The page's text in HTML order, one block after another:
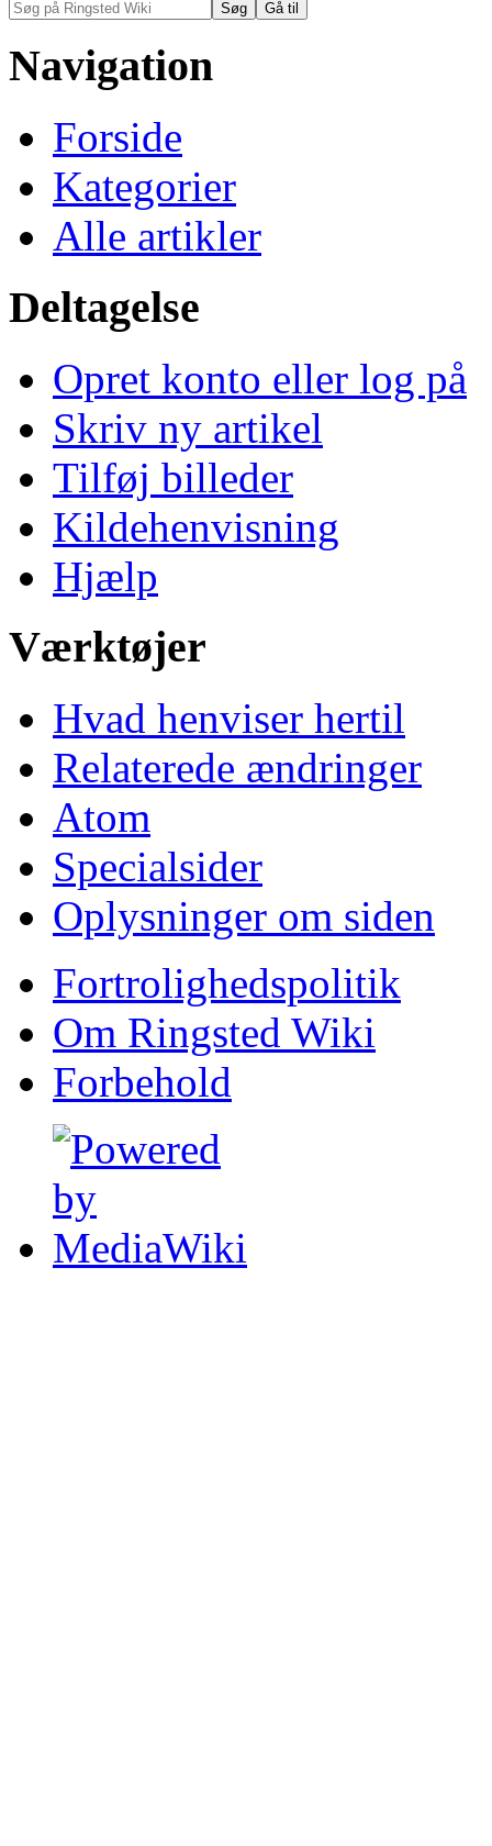
Navigation
Forside
Kategorier
Alle artikler
Deltagelse
Opret konto eller log på
Skriv ny artikel
Tilføj billeder
Kildehenvisning
Hjælp
Værktøjer
Hvad henviser hertil
Relaterede ændringer
Atom
Specialsider
Oplysninger om siden
Fortrolighedspolitik
Om Ringsted Wiki
Forbehold